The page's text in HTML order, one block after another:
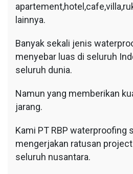
lainnya.
Banyak sekali jenis
menyebar luas di seluruh
seluruh dunia.
Namun yang memberikan
jarang.
Kami PT RBP waterproofing
mengerjakan ratusan
seluruh nusantara.